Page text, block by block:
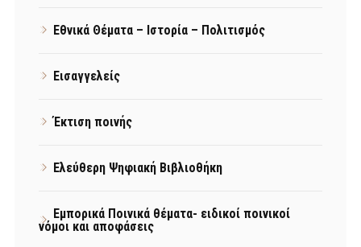
Εθνικά Θέματα – Ιστορία – Πολιτισμός
Εισαγγελείς
Έκτιση ποινής
Ελεύθερη Ψηφιακή Βιβλιοθήκη
Εμπορικά Ποινικά θέματα- ειδικοί ποινικοί
νόμοι και αποφάσεις